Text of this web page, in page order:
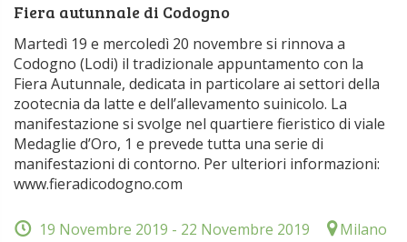
Fiera autunnale di Codogno
Martedì 19 e mercoledì 20 novembre si rinnova a
Codogno (Lodi) il tradizionale appuntamento con la
Fiera Autunnale, dedicata in particolare ai settori della
zootecnia da latte e dell’allevamento suinicolo. La
manifestazione si svolge nel quartiere fieristico di viale
Medaglie d’Oro, 1 e prevede tutta una serie di
manifestazioni di contorno. Per ulteriori informazioni:
www.fieradicodogno.com
19 Novembre 2019 - 22 Novembre 2019 Milano